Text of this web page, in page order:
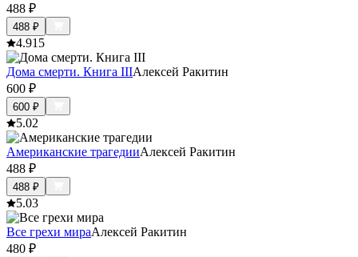
488 ₽
488 ₽
4.915
Дома смерти. Книга IIIАлексей Ракитин
600 ₽
600 ₽
5.02
Американские трагедииАлексей Ракитин
488 ₽
488 ₽
5.03
Все грехи мираАлексей Ракитин
480 ₽